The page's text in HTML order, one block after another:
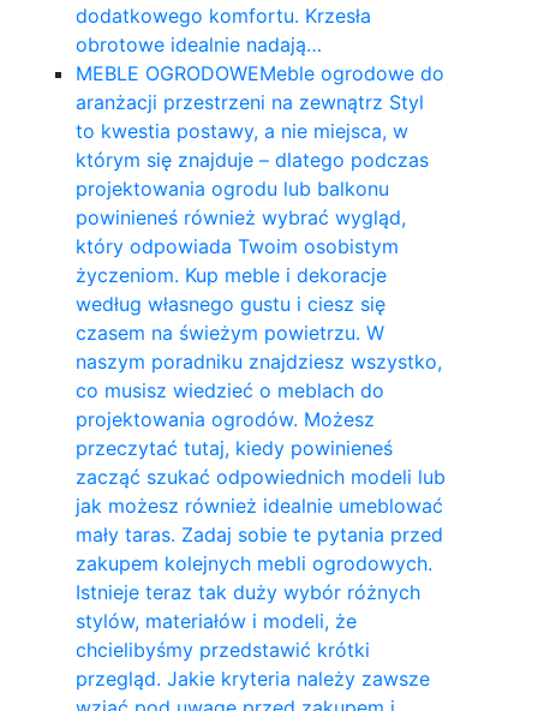
dodatkowego komfortu. Krzesła
obrotowe idealnie nadają…
MEBLE OGRODOWEMeble ogrodowe do
aranżacji przestrzeni na zewnątrz Styl
to kwestia postawy, a nie miejsca, w
którym się znajduje – dlatego podczas
projektowania ogrodu lub balkonu
powinieneś również wybrać wygląd,
który odpowiada Twoim osobistym
życzeniom. Kup meble i dekoracje
według własnego gustu i ciesz się
czasem na świeżym powietrzu. W
naszym poradniku znajdziesz wszystko,
co musisz wiedzieć o meblach do
projektowania ogrodów. Możesz
przeczytać tutaj, kiedy powinieneś
zacząć szukać odpowiednich modeli lub
jak możesz również idealnie umeblować
mały taras. Zadaj sobie te pytania przed
zakupem kolejnych mebli ogrodowych.
Istnieje teraz tak duży wybór różnych
stylów, materiałów i modeli, że
chcielibyśmy przedstawić krótki
przegląd. Jakie kryteria należy zawsze